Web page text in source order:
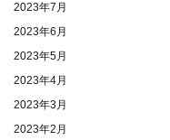
2023年7月
2023年6月
2023年5月
2023年4月
2023年3月
2023年2月